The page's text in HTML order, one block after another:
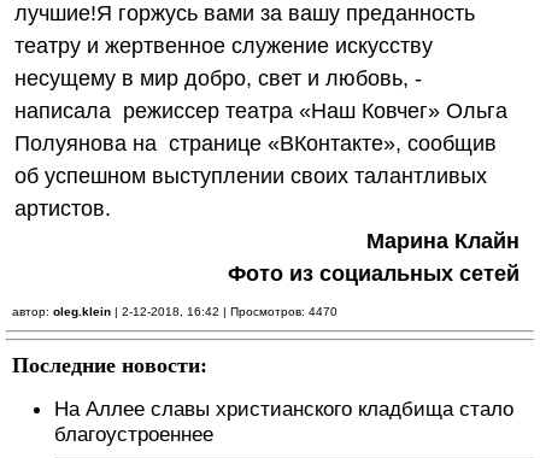
лучшие!Я горжусь вами за вашу преданность
театру и жертвенное служение искусству
несущему в мир добро, свет и любовь, -
написала режиссер театра «Наш Ковчег» Ольга
Полуянова на странице «ВКонтакте», сообщив
об успешном выступлении своих талантливых
артистов.
Марина Клайн
Фото из социальных сетей
автор: oleg.klein | 2-12-2018, 16:42 | Просмотров: 4470
Последние новости:
На Аллее славы христианского кладбища стало
благоустроеннее